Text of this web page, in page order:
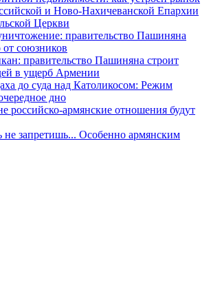
и Ново-Нахичеванской Епархии
Церкви
правительство Пашиняна
союзников
правительство Пашиняна строит
в ущерб Армении
до суда над Католикосом: Режим
дно
российско-армянские отношения будут
не запретишь... Особенно армянским